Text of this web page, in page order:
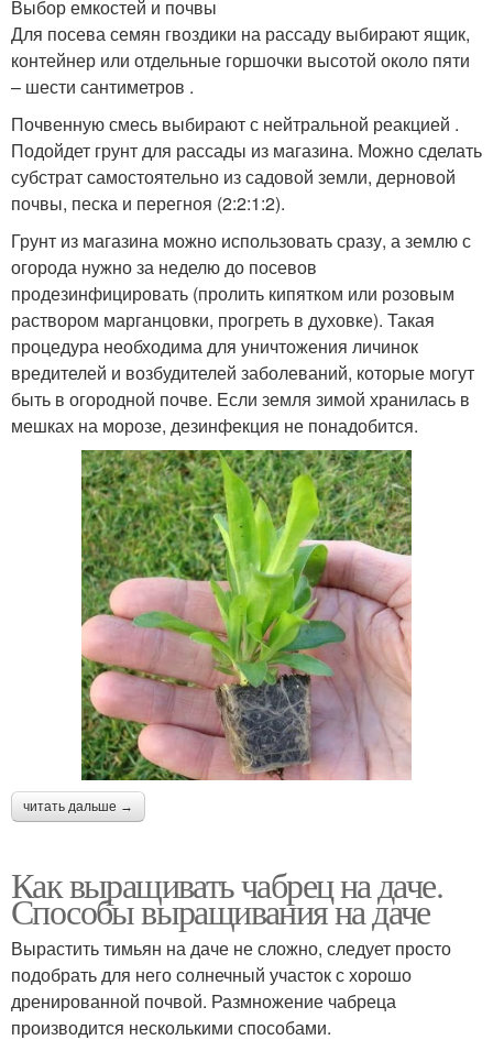
Выбор емкостей и почвы
Для посева семян гвоздики на рассаду выбирают ящик,
контейнер или отдельные горшочки высотой около пяти
– шести сантиметров .
Почвенную смесь выбирают с нейтральной реакцией .
Подойдет грунт для рассады из магазина. Можно сделать
субстрат самостоятельно из садовой земли, дерновой
почвы, песка и перегноя (2:2:1:2).
Грунт из магазина можно использовать сразу, а землю с
огорода нужно за неделю до посевов
продезинфицировать (пролить кипятком или розовым
раствором марганцовки, прогреть в духовке). Такая
процедура необходима для уничтожения личинок
вредителей и возбудителей заболеваний, которые могут
быть в огородной почве. Если земля зимой хранилась в
мешках на морозе, дезинфекция не понадобится.
читать дальше →
Как выращивать чабрец на даче.
Способы выращивания на даче
Вырастить тимьян на даче не сложно, следует просто
подобрать для него солнечный участок с хорошо
дренированной почвой. Размножение чабреца
производится несколькими способами.